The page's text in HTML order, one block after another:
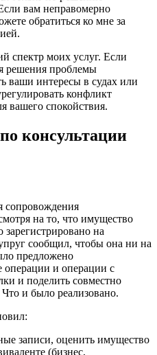
вам неправомерно
обратиться ко мне за
спектр моих услуг. Если
решения проблемы
ваши интересы в судах или
конфликт
вашего спокойствия.
консультации
сопровождения
на то, что имущество
на
сообщил, чтобы она ни на
предложено
операции и операции с
и поделить совместно
и было реализовано.
записи, оценить имущество
(бизнес,